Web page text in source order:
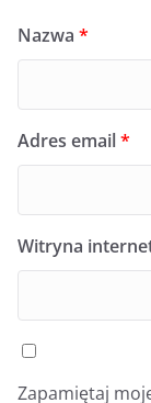
Nazwa *
Adres email*
Witryna
Zapamiętaj